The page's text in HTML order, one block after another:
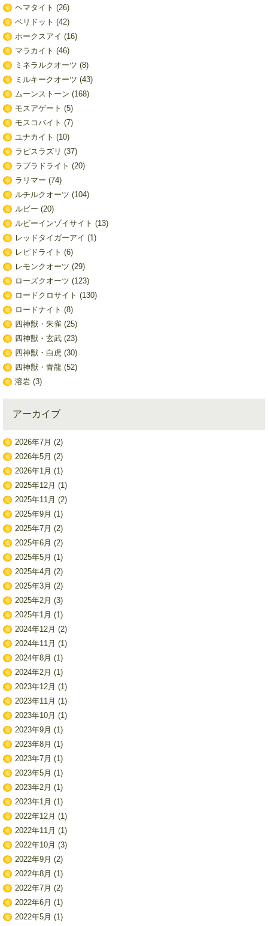
ヘマタイト (26)
ペリドット (42)
ホークスアイ (16)
マラカイト (46)
ミネラルクオーツ (8)
ミルキークオーツ (43)
ムーンストーン (168)
モスアゲート (5)
モスコバイト (7)
ユナカイト (10)
ラピスラズリ (37)
ラブラドライト (20)
ラリマー (74)
ルチルクオーツ (104)
ルビー (20)
ルビーインゾイサイト (13)
レッドタイガーアイ (1)
レピドライト (6)
レモンクオーツ (29)
ローズクオーツ (123)
ロードクロサイト (130)
ロードナイト (8)
四神獣・朱雀 (25)
四神獣・玄武(23)
四神獣・白虎(30)
四神獣・青龍(52)
溶岩(3)
アーカイブ
2026年7月 (2)
2026年5月 (2)
2026年1月 (1)
2025年12月 (1)
2025年11月 (2)
2025年9月 (1)
2025年7月 (2)
2025年6月 (2)
2025年5月 (1)
2025年4月 (2)
2025年3月 (2)
2025年2月 (3)
2025年1月 (1)
2024年12月 (2)
2024年11月 (1)
2024年8月 (1)
2024年2月 (1)
2023年12月 (1)
2023年11月 (1)
2023年10月 (1)
2023年9月 (1)
2023年8月 (1)
2023年7月 (1)
2023年5月 (1)
2023年2月 (1)
2023年1月 (1)
2022年12月 (1)
2022年11月 (1)
2022年10月 (3)
2022年9月 (2)
2022年8月 (1)
2022年7月 (2)
2022年6月 (1)
2022年5月 (1)